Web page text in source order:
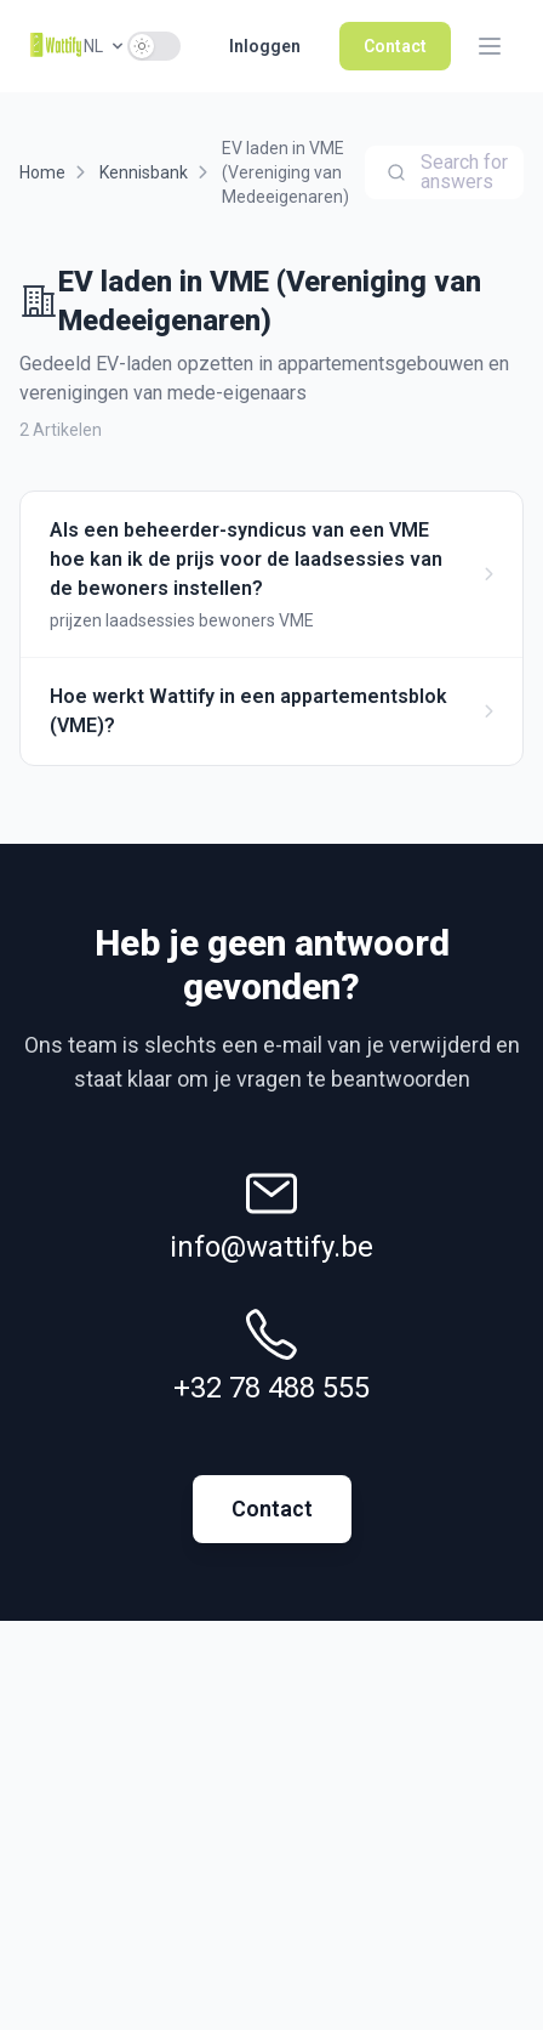
NL Use setting Inloggen Contact
Home Kennisbank
EV laden in VME
(Vereniging van
Medeeigenaren)
Search for
answers
EV laden in VME (Vereniging van
Medeeigenaren)
Gedeeld EV-laden opzetten in appartementsgebouwen en
verenigingen van mede-eigenaars
2 Artikelen
Als een beheerder-syndicus van een VME
hoe kan ik de prijs voor de laadsessies van
de bewoners instellen?
prijzen laadsessies bewoners VME
Hoe werkt Wattify in een appartementsblok
(VME)?
Heb je geen antwoord
gevonden?
Ons team is slechts een e-mail van je verwijderd en
staat klaar om je vragen te beantwoorden
info@wattify.be
+32 78 488 555
Contact